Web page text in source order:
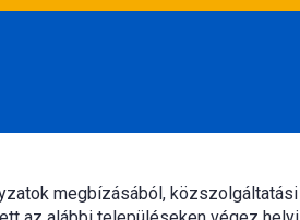
megbízásából, közszolgáltatási